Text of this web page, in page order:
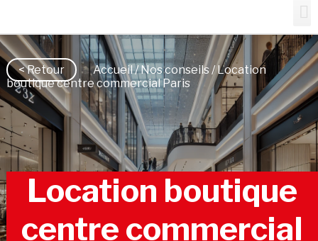
< Retour Accueil/Nos conseils/ Location
boutique centre commercial Paris
Location boutique
centre commercial